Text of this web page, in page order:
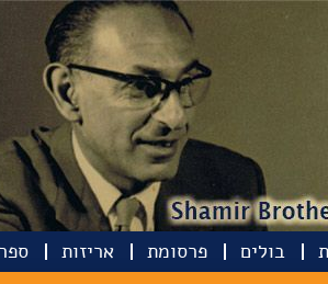
בולים פרסומת אריזות